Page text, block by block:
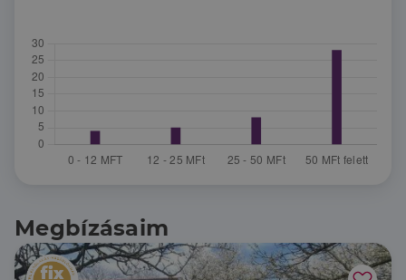
Megbízásaim